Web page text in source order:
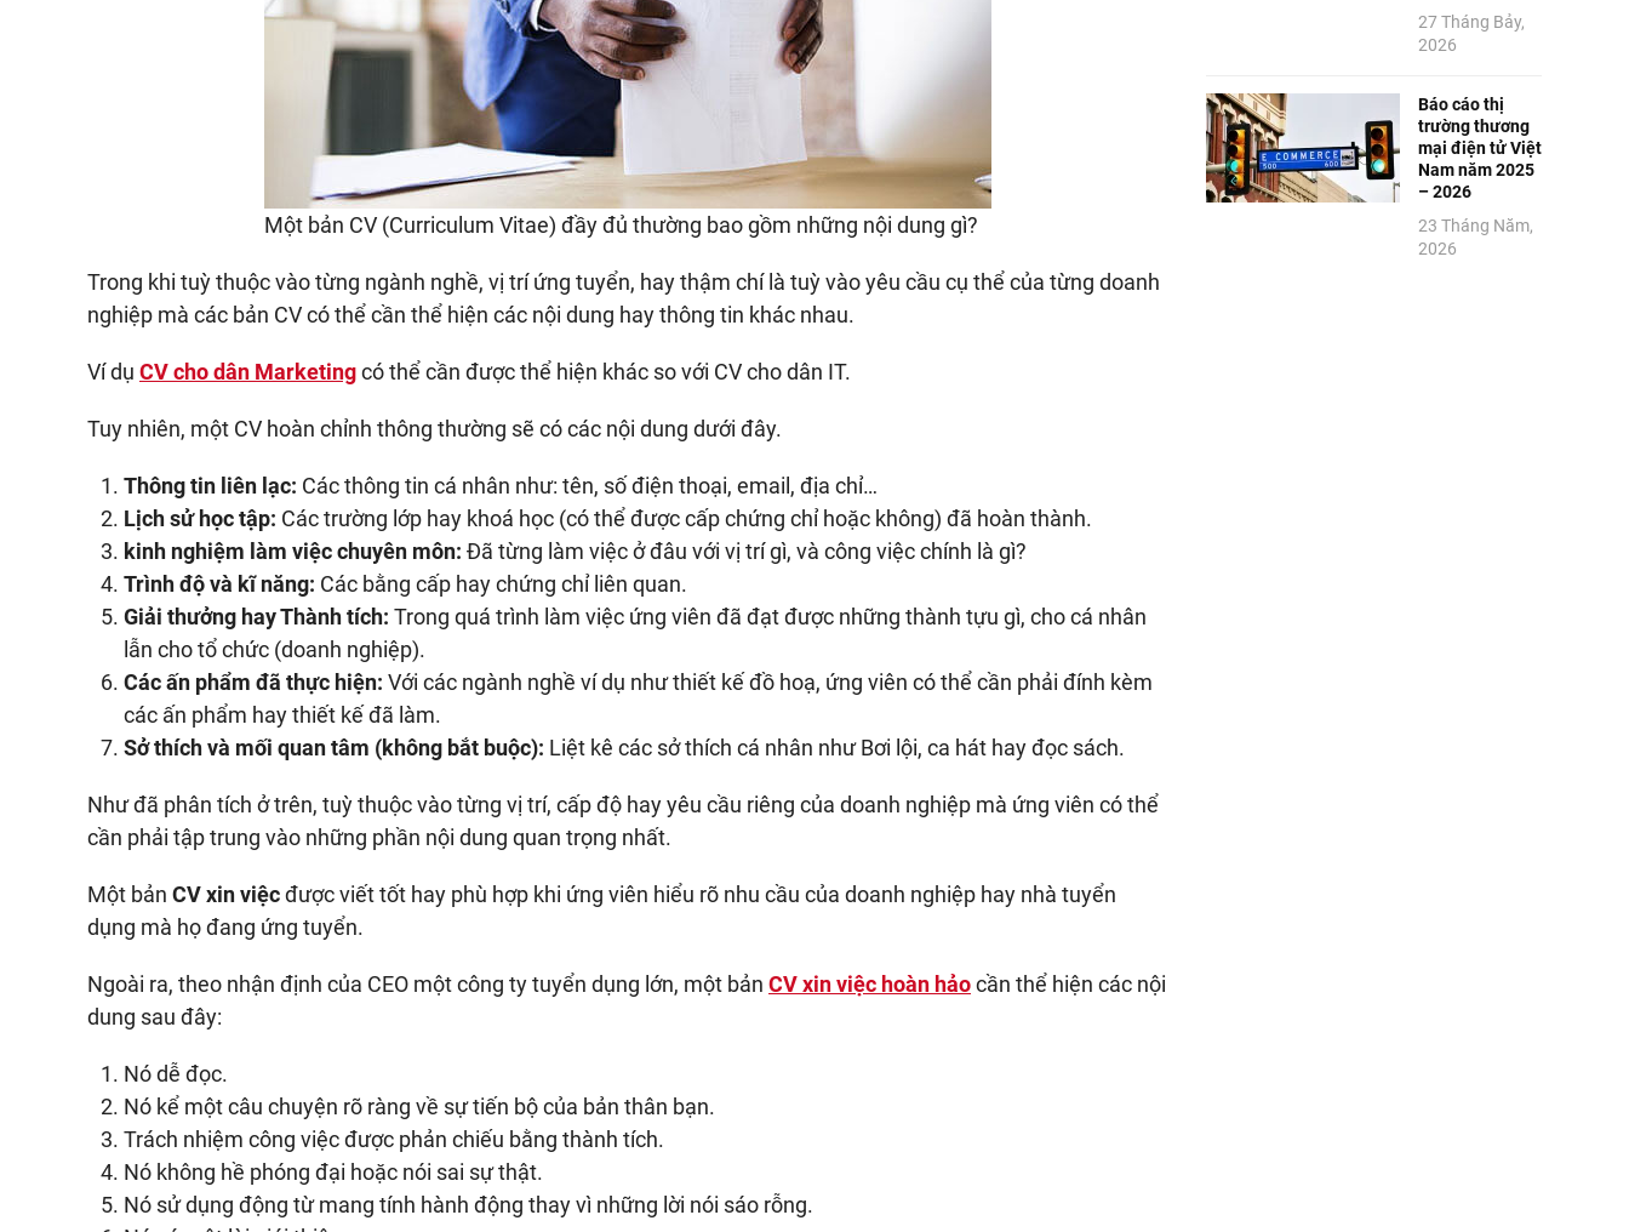
Một bản CV (Curriculum Vitae) đầy đủ thường bao gồm những nội dung gì?
Trong khi tuỳ thuộc vào từng ngành nghề, vị trí ứng tuyển, hay thậm chí là tuỳ vào yêu cầu cụ thể của từng doanh
nghiệp mà các bản CV có thể cần thể hiện các nội dung hay thông tin khác nhau.
Ví dụ CV cho dân Marketingcó thể cần được thể hiện khác so với CV cho dân IT.
Tuy nhiên, một CV hoàn chỉnh thông thường sẽ có các nội dung dưới đây.
Thông tin liên lạc: Các thông tin cá nhân như: tên, số điện thoại, email, địa chỉ…
Lịch sử học tập: Các trường lớp hay khoá học (có thể được cấp chứng chỉ hoặc không) đã hoàn thành.
kinh nghiệm làm việc chuyên môn: Đã từng làm việc ở đâu với vị trí gì, và công việc chính là gì?
Trình độ và kĩ năng: Các bằng cấp hay chứng chỉ liên quan.
Giải thưởng hay Thành tích: Trong quá trình làm việc ứng viên đã đạt được những thành tựu gì, cho cá nhân
lẫn cho tổ chức (doanh nghiệp).
Các ấn phẩm đã thực hiện: Với các ngành nghề ví dụ như thiết kế đồ hoạ, ứng viên có thể cần phải đính kèm
các ấn phẩm hay thiết kế đã làm.
Sở thích và mối quan tâm (không bắt buộc): Liệt kê các sở thích cá nhân như Bơi lội, ca hát hay đọc sách.
Như đã phân tích ở trên, tuỳ thuộc vào từng vị trí, cấp độ hay yêu cầu riêng của doanh nghiệp mà ứng viên có thể
cần phải tập trung vào những phần nội dung quan trọng nhất.
Một bản CV xin việcđược viết tốt hay phù hợp khi ứng viên hiểu rõ nhu cầu của doanh nghiệp hay nhà tuyển
dụng mà họ đang ứng tuyển.
Ngoài ra, theo nhận định của CEO một công ty tuyển dụng lớn, một bản CV xin việc hoàn hảocần thể hiện các nội
dung sau đây:
Nó dễ đọc.
Nó kể một câu chuyện rõ ràng về sự tiến bộ của bản thân bạn.
Trách nhiệm công việc được phản chiếu bằng thành tích.
Nó không hề phóng đại hoặc nói sai sự thật.
Nó sử dụng động từ mang tính hành động thay vì những lời nói sáo rỗng.
27 Tháng Bảy,
2026
Báo cáo thị
trường thương
mại điện tử Việt
Nam năm 2025
– 2026
23 Tháng Năm,
2026